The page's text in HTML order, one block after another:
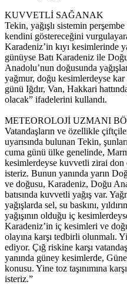
KUVVETLİ SAĞANAK
Tekin, yağışlı sistemin
kendini göstereceğini
Karadeniz’in kıyı kesimlerinde
günüyse Batı Karadeniz ile
Anadolu’nun doğusunda
yağmur, doğu kesimlerdeyse kar
günü Iğdır, Van, Hakkari
olacak” ifadelerini kullandı.
METEOROLOJİ UZMANI
Vatandaşların ve özellikle
uyarısında bulunan Tekin,
cuma günü ülke genelinde,
kesimlerdeyse kuvvetli zirai don
isteriz. Bunun yanında yarın
ve doğusu, Karadeniz, Doğu
batısında kuvvetli yağış var.
yağışlarda sel, su baskını,
yağışının olduğu iç
Karadeniz’in iç kesimleri ve
olayına karşı tedbirli olunmalı.
ediyor. Çığ riskine karşı
yanında güney kesimlerde,
konusu. Yine toz taşınımına
isteriz.”